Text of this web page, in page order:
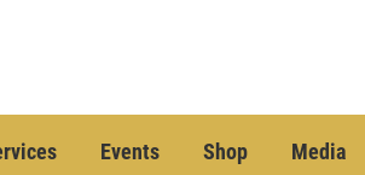
Events Shop Media